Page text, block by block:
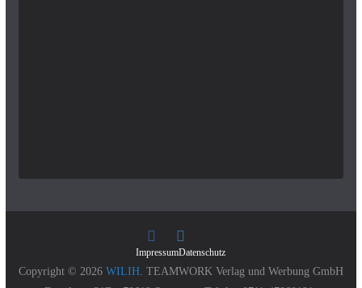
ImpressumDatenschutz
Copyright © 2026 WILIH. TEAMWORK Verlag und Werbung GmbH